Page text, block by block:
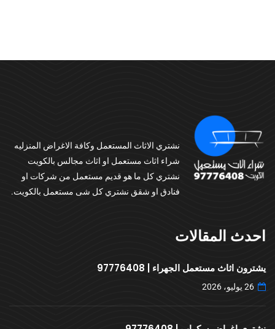
نشتري الاثاث المستعمل وكافة الاغراض المنزليه
شراء اثاث مستعمل او اثاث مجالس بالكويت
نشتري كل ما هو قديم مستعمل من شركات او
فنادق او شقق نشتري كل شى مستعمل بالكويت.
احدث المقالات
يشترون اثاث مستعمل الجهراء | 97776408
26 يوليو، 2026